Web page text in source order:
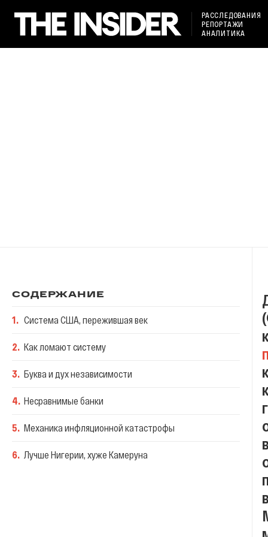
РАССЛЕДОВАНИЯ
РЕПОРТАЖИ
АНАЛИТИКА
СОДЕРЖАНИЕ
1. Система США, пережившая век
2. Как ломают систему
3. Буква и дух независимости
4. Несравнимые банки
5. Механика инфляционной катастрофы
6. Лучше Нигерии, хуже Камеруна